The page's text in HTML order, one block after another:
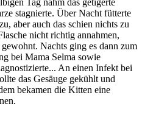
stagnierte. Über Nacht fütterte
aber auch das schien nichts zu
nicht richtig annahmen,
Nachts ging es dann zum
bei Mama Selma sowie
An einen Infekt bei
das Gesäuge gekühlt und
bekamen die Kitten eine